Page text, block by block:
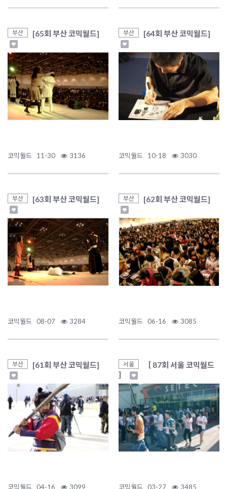
부산 [65회 부산 코믹월드]
코믹월드 11-30 3136
부산 [64회 부산 코믹월드]
코믹월드 10-18 3030
부산 [63회 부산 코믹월드]
코믹월드 08-07 3284
부산 [62회 부산 코믹월드]
코믹월드 06-16 3085
부산 [61회 부산 코믹월드]
코믹월드 04-16 3099
서울
［ 87회 서울 코믹월드
］
코믹월드 03-27 3485